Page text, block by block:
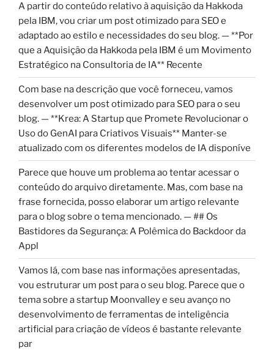
A partir do conteúdo relativo à aquisição da Hakkoda
pela IBM, vou criar um post otimizado para SEO e
adaptado ao estilo e necessidades do seu blog. — **Por
que a Aquisição da Hakkoda pela IBM é um Movimento
Estratégico na Consultoria de IA** Recente
Com base na descrição que você forneceu, vamos
desenvolver um post otimizado para SEO para o seu
blog. — **Krea: A Startup que Promete Revolucionar o
Uso do GenAI para Criativos Visuais** Manter-se
atualizado com os diferentes modelos de IA disponíve
Parece que houve um problema ao tentar acessar o
conteúdo do arquivo diretamente. Mas, com base na
frase fornecida, posso elaborar um artigo relevante
para o blog sobre o tema mencionado. — ## Os
Bastidores da Segurança: A Polêmica do Backdoor da
Appl
Vamos lá, com base nas informações apresentadas,
vou estruturar um post para o seu blog. Parece que o
tema sobre a startup Moonvalley e seu avanço no
desenvolvimento de ferramentas de inteligência
artificial para criação de vídeos é bastante relevante
par